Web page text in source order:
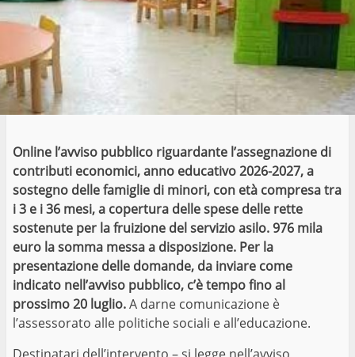
Online l’avviso pubblico riguardante l’assegnazione di
contributi economici, anno educativo 2026-2027, a
sostegno delle famiglie di minori, con età compresa tra
i 3 e i 36 mesi, a copertura delle spese delle rette
sostenute per la fruizione del servizio asilo. 976 mila
euro la somma messa a disposizione. Per la
presentazione delle domande, da inviare come
indicato nell’avviso pubblico, c’è tempo fino al
prossimo 20 luglio.A darne comunicazione è
l’assessorato alle politiche sociali e all’educazione.